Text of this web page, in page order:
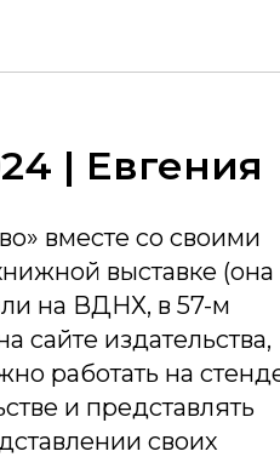
| Евгения
вместе со своими
выставке (она
на ВДНХ, в 57-м
сайте издательства,
работать на
и представлять
своих